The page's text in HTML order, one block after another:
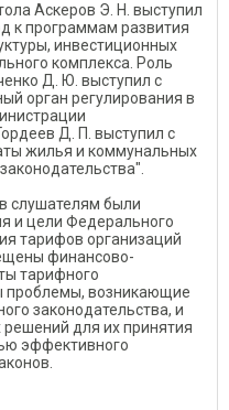
Аскеров Э. Н. выступил
к программам развития
инвестиционных
комплекса. Роль
Д. Ю. выступил с
орган регулирования в
Д. П. выступил с
жилья и коммунальных
слушателям были
и цели Федерального
тарифов организаций
финансово-
тарифного
проблемы, возникающие
законодательства, и
для их принятия
эффективного